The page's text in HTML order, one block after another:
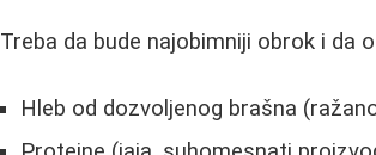
Treba da bude najobimniji obrok i da
Hleb od dozvoljenog brašna